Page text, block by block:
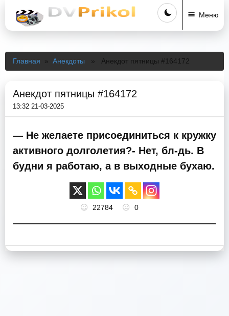
Меню
Главная » Анекдоты » Анекдот пятницы #164172
Анекдот пятницы #164172
13:32 21-03-2025
— Не желаете присоединиться к кружку
активного долголетия?- Нет, бл-дь. В
будни я работаю, а в выходные бухаю.
22784 0